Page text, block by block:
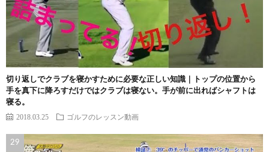
切り返しでクラブを寝かすために必要な正しい知識｜トップの位置から
手を真下に降ろすだけではクラブは寝ない。手が前に出ればシャフトは
寝る。
2018.03.25 ゴルフのレッスン動画